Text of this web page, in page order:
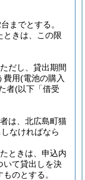
までとする。
ときは、この限
ただし、貸出期間
費用(電池の購入
者(以下「借受
は、北広島町猫
なければなら
ときは、申込内
いて貸出しを決
のとする。